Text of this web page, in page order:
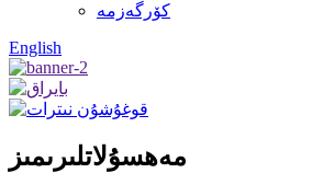
كۆرگەزمە
English
مەھسۇلاتلىرىمىز